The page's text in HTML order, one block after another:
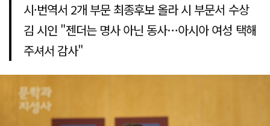
시·번역서 2개 부문 최종후보 올라 시 부문서 수상
김 시인 "젠더는 명사 아닌 동사…아시아 여성 택해
주셔서 감사"